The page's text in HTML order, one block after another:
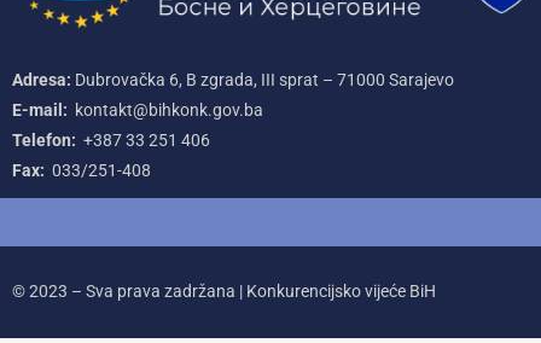
Adresa: Dubrovačka 6, B zgrada, III sprat – 71000‌ Sarajevo
E-mail: kontakt@bihkonk.gov.ba
Telefon: +387‌ 33‌ 251‌ 406
Fax: 033/251-408
© 2023 – Sva prava zadržana | Konkurencijsko vijeće BiH